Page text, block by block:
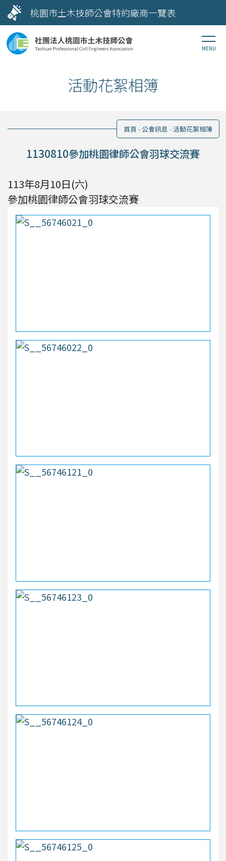
桃園市土木技師公會特約廠商一覽表
活動花絮相簿
首頁 公會訊息 活動花絮相簿
1130810參加桃園律師公會羽球交流賽
113年8月10日(六)
參加桃園律師公會羽球交流賽